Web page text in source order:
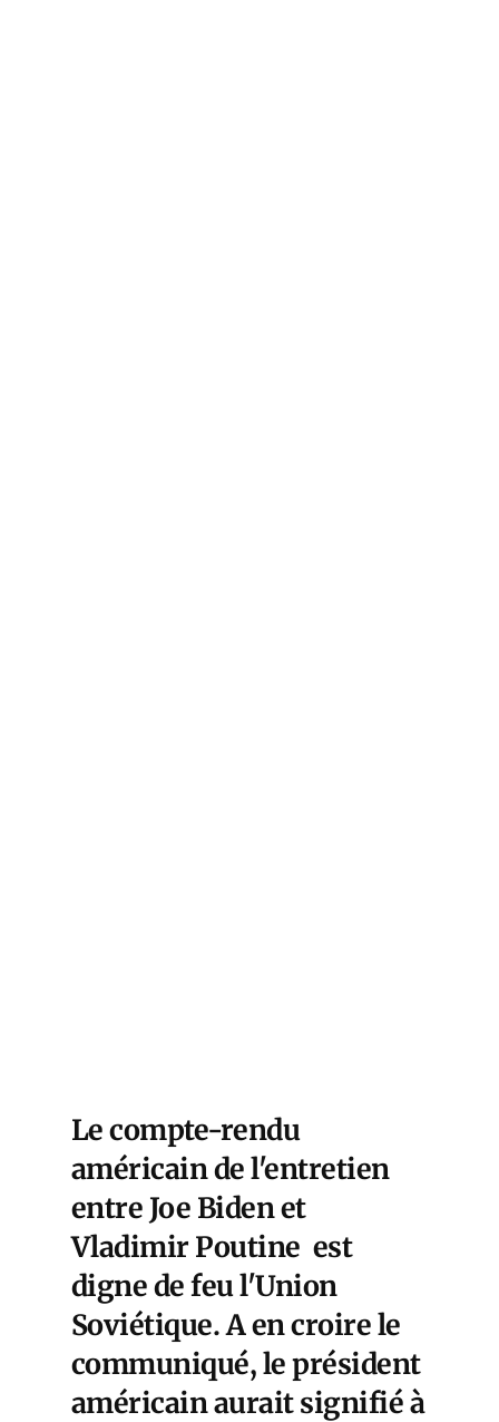
Le compte-rendu
américain de l'entretien
entre Joe Biden et
Vladimir Poutine est
digne de feu l'Union
Soviétique. A en croire le
communiqué, le président
américain aurait signifié à